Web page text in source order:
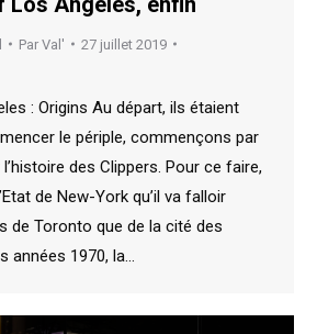
Par Val'
27 juillet 2019
: Origins Au départ, ils étaient
le périple, commençons par
des Clippers. Pour ce faire,
de New-York qu’il va falloir
de Toronto que de la cité des
années 1970, la…